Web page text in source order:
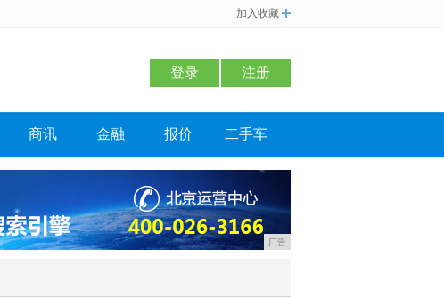
加入收藏
登录 注册
商讯 金融 报价 二手车
广告